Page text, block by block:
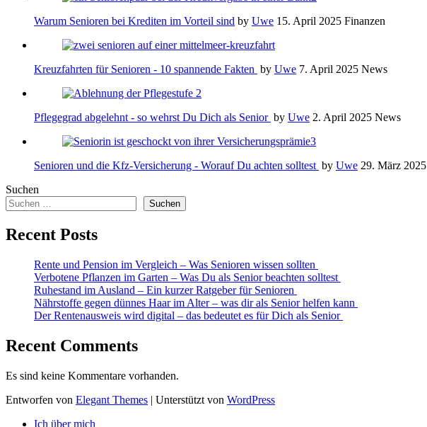
Warum Senioren bei Krediten im Vorteil sind by Uwe 15. April 2025 Finanzen
Kreuzfahrten für Senioren - 10 spannende Fakten by Uwe 7. April 2025 News
Pflegegrad abgelehnt - so wehrst Du Dich als Senior by Uwe 2. April 2025 News
Senioren und die Kfz-Versicherung - Worauf Du achten solltest by Uwe 29. März 2025
Suchen
Suchen
Recent Posts
Rente und Pension im Vergleich – Was Senioren wissen sollten
Verbotene Pflanzen im Garten – Was Du als Senior beachten solltest
Ruhestand im Ausland – Ein kurzer Ratgeber für Senioren
Nährstoffe gegen dünnes Haar im Alter – was dir als Senior helfen kann
Der Rentenausweis wird digital – das bedeutet es für Dich als Senior
Recent Comments
Es sind keine Kommentare vorhanden.
Entworfen von Elegant Themes | Unterstützt von WordPress
Ich über mich